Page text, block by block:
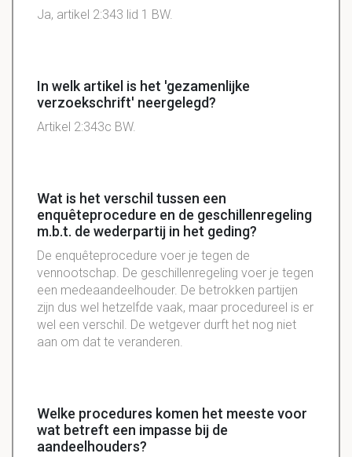
Ja, artikel 2:343 lid 1 BW.
In welk artikel is het 'gezamenlijke
verzoekschrift' neergelegd?
Artikel 2:343c BW.
Wat is het verschil tussen een
enquêteprocedure en de geschillenregeling
m.b.t. de wederpartij in het geding?
De enquêteprocedure voer je tegen de
vennootschap. De geschillenregeling voer je tegen
een medeaandeelhouder. De betrokken partijen
zijn dus wel hetzelfde vaak, maar procedureel is er
wel een verschil. De wetgever durft het nog niet
aan om dat te veranderen.
Welke procedures komen het meeste voor
wat betreft een impasse bij de
aandeelhouders?